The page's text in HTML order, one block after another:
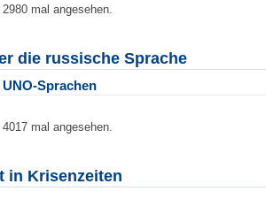
mal angesehen.
die russische Sprache
Sprachen
mal angesehen.
in Krisenzeiten